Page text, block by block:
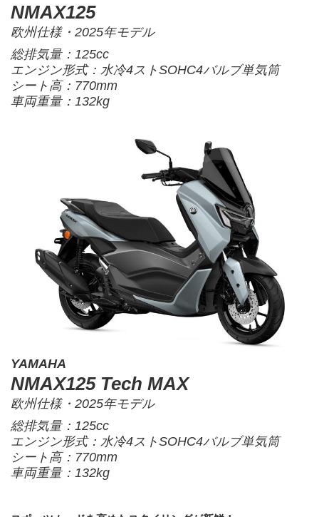
NMAX125
欧州仕様・2025年モデル
総排気量：125cc
エンジン形式：水冷4ストSOHC4バルブ単気筒
シート高：770mm
車両重量：132kg
YAMAHA
NMAX125 Tech MAX
欧州仕様・2025年モデル
総排気量：125cc
エンジン形式：水冷4ストSOHC4バルブ単気筒
シート高：770mm
車両重量：132kg